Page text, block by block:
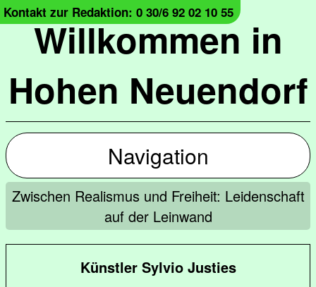
Willkommen in
Hohen Neuendorf
Kontakt zur Redaktion: 0 30/6 92 02 10 55
Navigation
Zwischen Realismus und Freiheit: Leidenschaft
auf der Leinwand
Künstler Sylvio Justies